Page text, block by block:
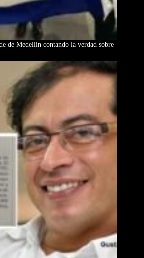
de Medellín contando la verdad sobre